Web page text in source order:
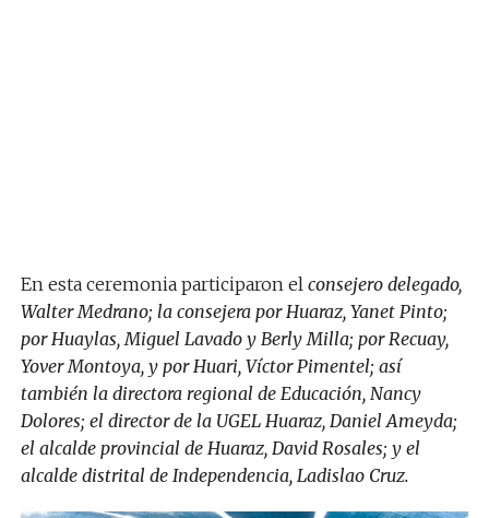
En esta ceremonia participaron el consejero delegado,
Walter Medrano; la consejera por Huaraz, Yanet Pinto;
por Huaylas, Miguel Lavado y Berly Milla; por Recuay,
Yover Montoya, y por Huari, Víctor Pimentel; así
también la directora regional de Educación, Nancy
Dolores; el director de la UGEL Huaraz, Daniel Ameyda;
el alcalde provincial de Huaraz, David Rosales; y el
alcalde distrital de Independencia, Ladislao Cruz.